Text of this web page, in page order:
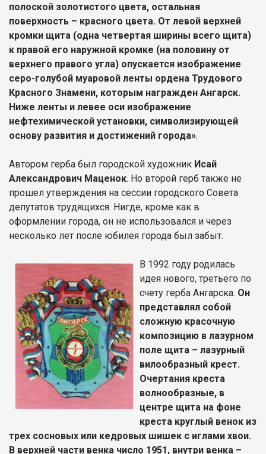
полоской золотистого цвета, остальная
поверхность – красного цвета. От левой верхней
кромки щита (одна четвертая ширины всего щита)
к правой его наружной кромке (на половину от
верхнего правого угла) опускается изображение
серо-голубой муаровой ленты ордена Трудового
Красного Знамени, которым награжден Ангарск.
Ниже ленты и левее оси изображение
нефтехимической установки, символизирующей
основу развития и достижений города».
Автором герба был городской художник Исай
Александрович Маценок. Но второй герб также не
прошел утверждения на сессии городского Совета
депутатов трудящихся. Нигде, кроме как в
оформлении города, он не использовался и через
несколько лет после юбилея города был забыт.
В 1992 году родилась
идея нового, третьего по
счету герба Ангарска. Он
представлял собой
сложную красочную
композицию в лазурном
поле щита – лазурный
вилообразный крест.
Очертания креста
волнообразные, в
центре щита на фоне
креста круглый венок из
трех сосновых или кедровых шишек с иглами хвои.
В верхней части венка число 1951, внутри венка –